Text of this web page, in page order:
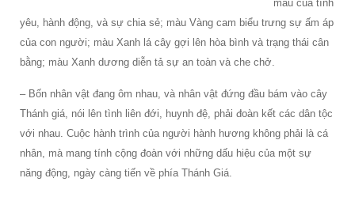
màu của tình
yêu, hành động, và sự chia sẻ; màu Vàng cam biểu trưng sự ấm áp
của con người; màu Xanh lá cây gợi lên hòa bình và trạng thái cân
bằng; màu Xanh dương diễn tả sự an toàn và che chở.
– Bốn nhân vật đang ôm nhau, và nhân vật đứng đầu bám vào cây
Thánh giá, nói lên tình liên đới, huynh đệ, phải đoàn kết các dân tộc
với nhau. Cuộc hành trình của người hành hương không phải là cá
nhân, mà mang tính cộng đoàn với những dấu hiệu của một sự
năng động, ngày càng tiến về phía Thánh Giá.